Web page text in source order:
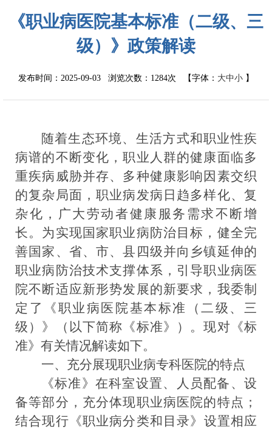
《职业病医院基本标准（二级、三
级）》政策解读
发布时间：2025-09-03 浏览次数： 1284次 【字体： 大中小 】
随着生态环境、生活方式和职业性疾
病谱的不断变化 ，职业人群的健康面临多
重疾病威胁并存、 多种健康影响因素交织
的复杂局面 ，职业病发病日趋多样化、复
杂化 ， 广大劳动者健康服务需求不断增
长 。 为实现国家职业病防治目标，健全完
善国家、省、市、县四级并向乡镇延伸的
职业病防治技术支撑体系，引导职业病医
院不断适应新形势发展的新要求，我委制
定了《职业病医院基本标准（二级、三
级 ）》（以下简称《标准》） 。现对《标
准》有关情况解读如下。
一、 充分展现职业病专科医院的特点
《标准》在科室设置、人员配备、设
备等部分 ，充分体现职业病 医院的特点；
结合现行《职业病分类和目录》 设置相应